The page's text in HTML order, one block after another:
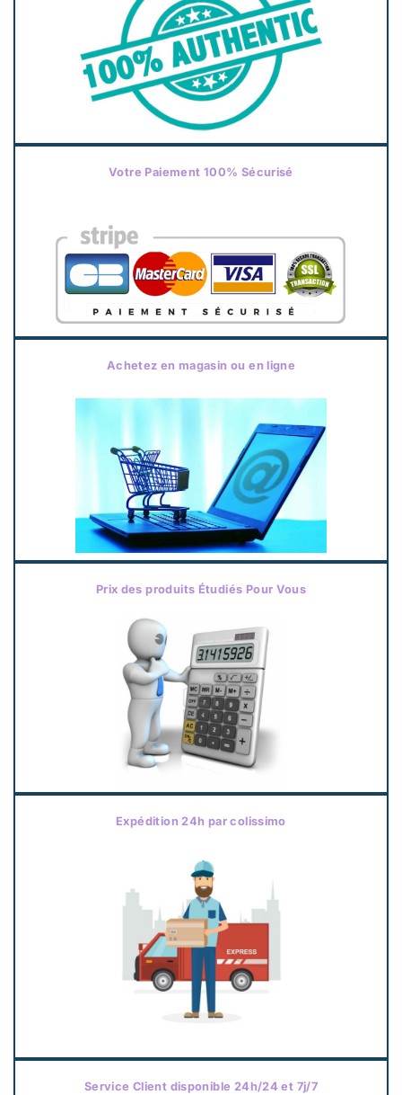
Votre Paiement 100% Sécurisé
Achetez en magasin ou en ligne
Prix des produits Étudiés Pour Vous
Expédition 24h par colissimo
Service Client disponible 24h/24 et 7j/7